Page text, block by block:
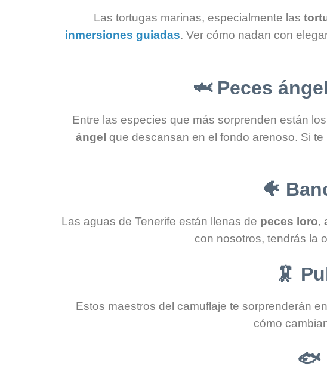
Las tortugas marinas, especialmente las
inmersiones guiadas. Ver cómo nadan con
🦈 Peces
Entre las especies que más sorprenden están los
ángel que descansan en el fondo arenoso. Si
🐠
Las aguas de Tenerife están llenas de peces loro,
con nosotros, tendrás la
🦑
Estos maestros del camuflaje te sorprenderán
cómo
🐟